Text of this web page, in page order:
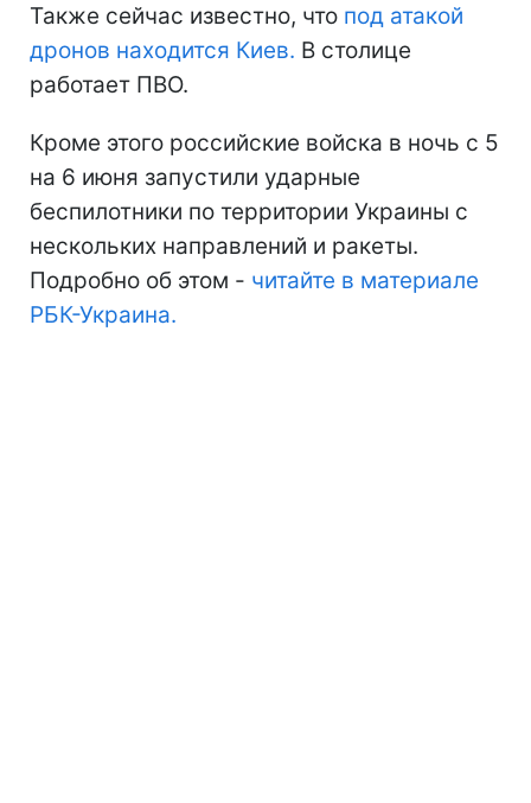
Также сейчас известно, что под атакой
дронов находится Киев. В столице
работает ПВО.
Кроме этого российские войска в ночь с 5
на 6 июня запустили ударные
беспилотники по территории Украины с
нескольких направлений и ракеты.
Подробно об этом - читайте в материале
РБК-Украина.